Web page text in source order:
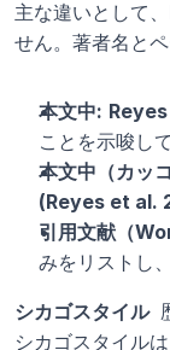
主な違いとして
せん。著者名と
本文中:
ことを示唆し
本文中（カッ
(Reyes et al.
引用文献（
みをリストし
シカゴスタイル
シカゴスタイル